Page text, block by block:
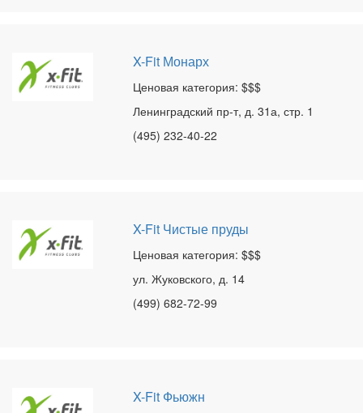
X-Fit Монарх
Ценовая категория: $$$
Ленинградский пр-т, д. 31а, стр. 1
(495) 232-40-22
X-Fit Чистые пруды
Ценовая категория: $$$
ул. Жуковского, д. 14
(499) 682-72-99
X-Fit Фьюжн